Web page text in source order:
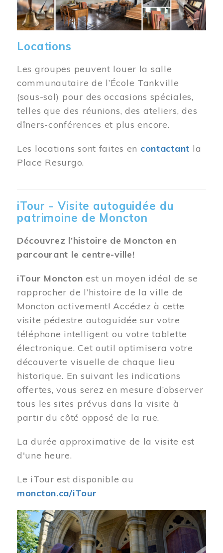
Locations
Les groupes peuvent louer la salle
communautaire de l’École Tankville
(sous-sol) pour des occasions spéciales,
telles que des réunions, des ateliers, des
dîners-conférences et plus encore.
Les locations sont faites en contactant la
Place Resurgo.
iTour - Visite autoguidée du
patrimoine de Moncton
Découvrez l’histoire de Moncton en
parcourant le centre-ville!
iTour Moncton est un moyen idéal de se
rapprocher de l’histoire de la ville de
Moncton activement! Accédez à cette
visite pédestre autoguidée sur votre
téléphone intelligent ou votre tablette
électronique. Cet outil optimisera votre
découverte visuelle de chaque lieu
historique. En suivant les indications
offertes, vous serez en mesure d’observer
tous les sites prévus dans la visite à
partir du côté opposé de la rue.
La durée approximative de la visite est
d'une heure.
Le iTour est disponible au
moncton.ca/iTour